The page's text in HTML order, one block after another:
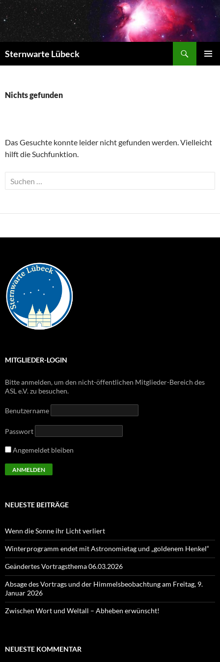
Zum
Inhalt
springen
Sternwarte Lübeck
Nichts gefunden
Das Gesuchte konnte leider nicht gefunden werden. Vielleicht
hilft die Suchfunktion.
Suchen
nach:
MITGLIEDER-LOGIN
Bitte anmelden, um den nicht-öffentlichen Mitglieder-Bereich des
ASL e.V. zu besuchen.
Benutzername
Passwort
Angemeldet bleiben
NEUESTE BEITRÄGE
Wenn die Sonne ihr Licht verliert
Winterprogramm endet mit Astronomietag und „goldenem Henkel“
Geändertes Vortragsthema 06.03.2026
Absage des Vortrags und der Himmelsbeobachtung am Freitag, 9.
Januar 2026
Zwischen Wort und Weltall – Abheben erwünscht!
NEUESTE KOMMENTAR